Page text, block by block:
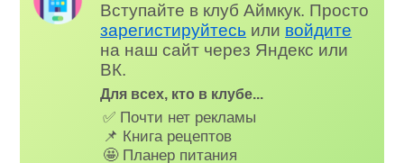
Вступайте в клуб Аймкук. Просто
зарегистируйтесь или войдите
на наш сайт через Яндекс или
ВК.
Для всех, кто в клубе...
✅ Почти нет рекламы
📌 Книга рецептов
🤩 Планер питания